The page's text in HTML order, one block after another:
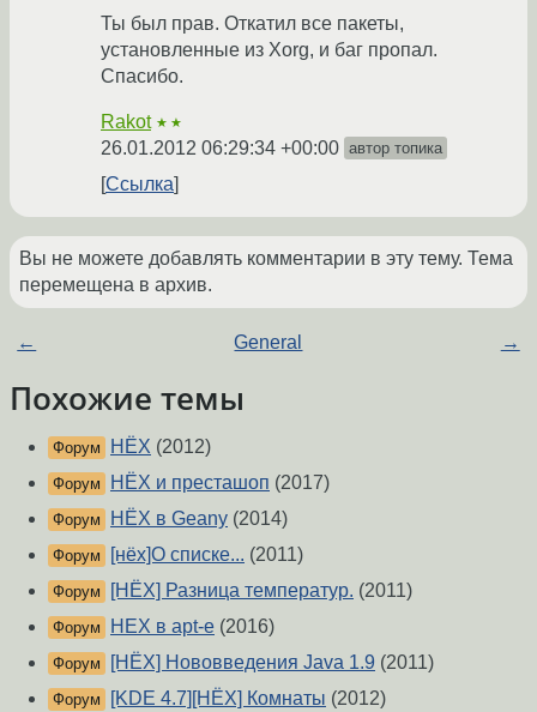
Ты был прав. Откатил все пакеты,
установленные из Xorg, и баг пропал.
Спасибо.
Rakot ★★
26.01.2012 06:29:34 +00:00 автор топика
Ссылка
Вы не можете добавлять комментарии в эту тему. Тема
перемещена в архив.
← General →
Похожие темы
Форум НЁХ (2012)
Форум НЁХ и престашоп (2017)
Форум НЁХ в Geany (2014)
Форум [нёх]О списке... (2011)
Форум [НЁХ] Разница температур. (2011)
Форум НЕХ в apt-е (2016)
Форум [НЁХ] Нововведения Java 1.9 (2011)
Форум [KDE 4.7][НЁХ] Комнаты (2012)